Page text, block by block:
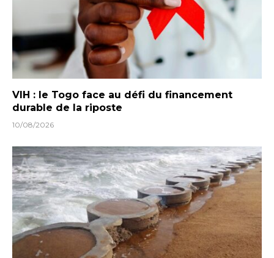
VIH : le Togo face au défi du financement
durable de la riposte
10/08/2026